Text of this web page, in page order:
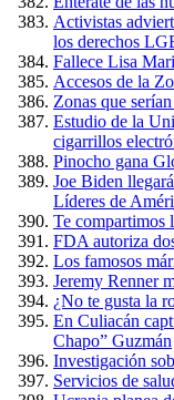
Activistas
los derechos
Fallece Lisa
Accesos de la
Zonas que
Estudio de la
cigarrillos
Pinocho gana
Joe Biden
Líderes de
Te compartimos
FDA autoriza
Los famosos
Jeremy Renner
¿No te gusta la
En Culiacán
Chapo” Guzmán
Investigación
Servicios de